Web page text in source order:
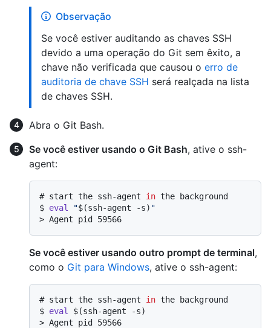
Observação
Se você estiver auditando as chaves SSH
devido a uma operação do Git sem êxito, a
chave não verificada que causou o erro de
auditoria de chave SSH será realçada na lista
de chaves SSH.
Abra o Git Bash.
Se você estiver usando o Git Bash, ative o ssh-
agent:
# start the ssh-agent in the background
$ eval "$(ssh-agent -s) "
> Agent pid 59566
Se você estiver usando outro prompt de terminal,
como o Git para Windows, ative o ssh-agent:
# start the ssh-agent in the background
$ eval
$(ssh-agent -s)
> Agent pid 59566